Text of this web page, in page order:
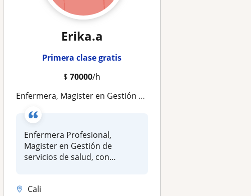
Erika.a
Primera clase gratis
$70000/h
Enfermera, Magister en Gestión de Servicios de Salud. Doy clases en Educación Sexual, Salud Publica, promoción y prevención
Enfermera Profesional,
Magister en Gestión de
servicios de salud, con
Cali